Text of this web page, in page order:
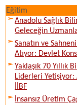
Eğitim
Anadolu Sağlık
Geleceğin
Sanatın ve
Atıyor: Devlet
Yaklaşık 70 Yıllık
Liderleri
İİBF
İnsansız Üretim